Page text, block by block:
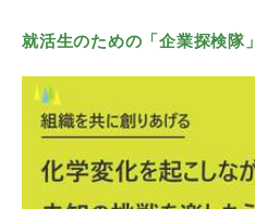
就活生のための「企業探検隊」